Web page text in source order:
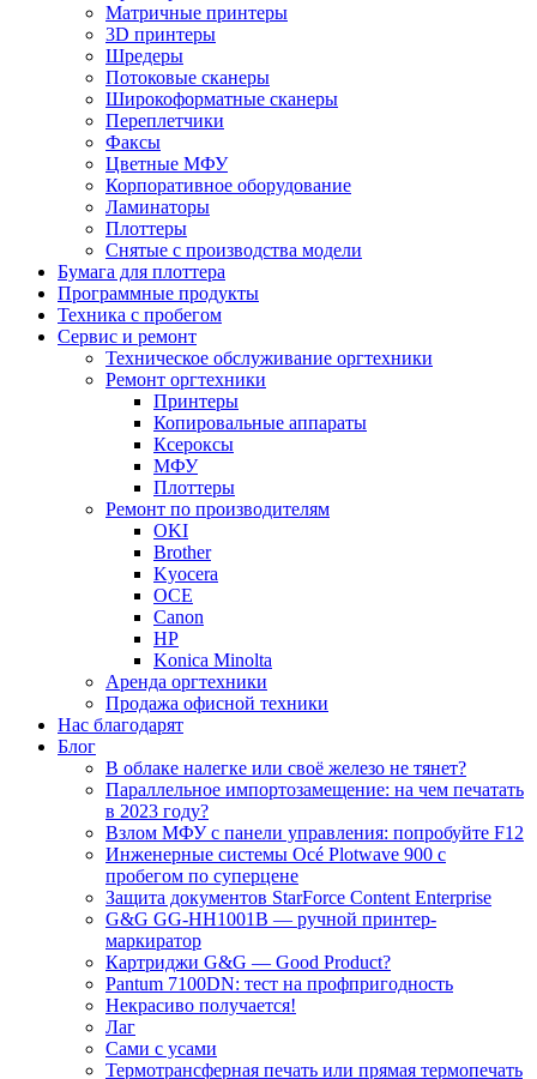
Матричные принтеры
3D принтеры
Шредеры
Потоковые сканеры
Широкоформатные сканеры
Переплетчики
Факсы
Цветные МФУ
Корпоративное оборудование
Ламинаторы
Плоттеры
Снятые с производства модели
Бумага для плоттера
Программные продукты
Техника с пробегом
Сервис и ремонт
Техническое обслуживание оргтехники
Ремонт оргтехники
Принтеры
Копировальные аппараты
Ксероксы
МФУ
Плоттеры
Ремонт по производителям
OKI
Brother
Kyocera
OCE
Canon
HP
Konica Minolta
Аренда оргтехники
Продажа офисной техники
Нас благодарят
Блог
В облаке налегке или своё железо не тянет?
Параллельное импортозамещение: на чем печатать
в 2023 году?
Взлом МФУ с панели управления: попробуйте F12
Инженерные системы Océ Plotwave 900 с
пробегом по суперцене
Защита документов StarForce Content Enterprise
G&G GG-HH1001B — ручной принтер-
маркиратор
Картриджи G&G — Good Product?
Pantum 7100DN: тест на профпригодность
Некрасиво получается!
Лаг
Сами с усами
Термотрансферная печать или прямая термопечать